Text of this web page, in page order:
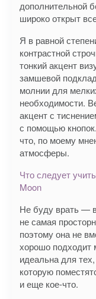
дополнительной
широко открыт
Я в равной
контрастной
тонкий акцент
замшевой
молнии для
необходимости.
акцент с
с помощью
что, по моему
атмосферы.
Что следует
Moon
Не буду врать —
не самая
поэтому она не
хорошо подходит
идеальна для
которую
и еще кое-что.